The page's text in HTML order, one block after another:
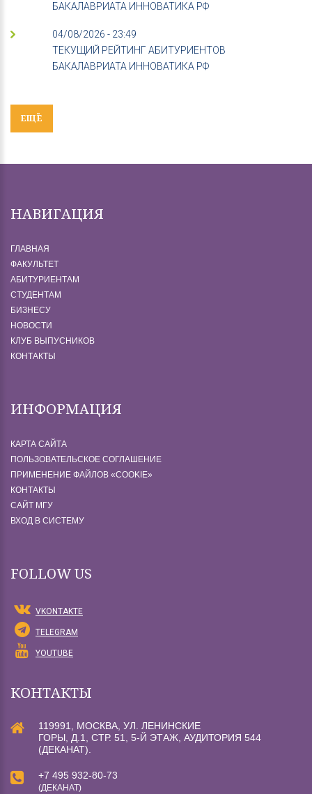
БАКАЛАВРИАТА ИННОВАТИКА РФ
04/08/2026 - 23:49
ТЕКУЩИЙ РЕЙТИНГ АБИТУРИЕНТОВ
БАКАЛАВРИАТА ИННОВАТИКА РФ
ЕЩЁ
НАВИГАЦИЯ
ГЛАВНАЯ
ФАКУЛЬТЕТ
АБИТУРИЕНТАМ
СТУДЕНТАМ
БИЗНЕСУ
НОВОСТИ
КЛУБ ВЫПУСНИКОВ
КОНТАКТЫ
ИНФОРМАЦИЯ
КАРТА САЙТА
ПОЛЬЗОВАТЕЛЬСКОЕ СОГЛАШЕНИЕ
ПРИМЕНЕНИЕ ФАЙЛОВ «СOOKIE»
КОНТАКТЫ
САЙТ МГУ
ВХОД В СИСТЕМУ
FOLLOW US
VKONTAKTE
TELEGRAM
YOUTUBE
КОНТАКТЫ
119991, МОСКВА, УЛ. ЛЕНИНСКИЕ
ГОРЫ, Д.1, СТР. 51, 5-Й ЭТАЖ, АУДИТОРИЯ 544
(ДЕКАНАТ).
+7 495 932-80-73
(ДЕКАНАТ)